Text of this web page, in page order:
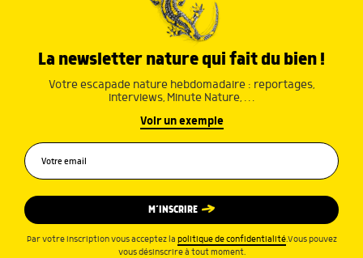
La newsletter nature qui fait du bien !
Votre escapade nature hebdomadaire : reportages,
interviews, Minute Nature, …
Voir un exemple
M’INSCRIRE
Par votre inscription vous acceptez la politique de confidentialité.Vous pouvez
vous désinscrire à tout moment.